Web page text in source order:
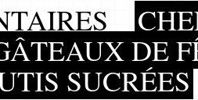
DE
SUCRÉES